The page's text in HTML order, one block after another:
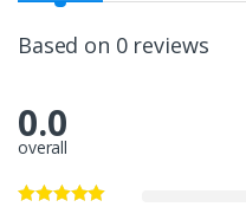
Based on 0 reviews
0.0
overall